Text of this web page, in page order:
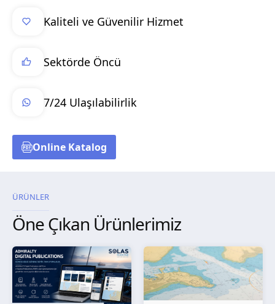
Kaliteli ve Güvenilir Hizmet
Sektörde Öncü
7/24 Ulaşılabilirlik
Online Katalog
ÜRÜNLER
Öne Çıkan Ürünlerimiz